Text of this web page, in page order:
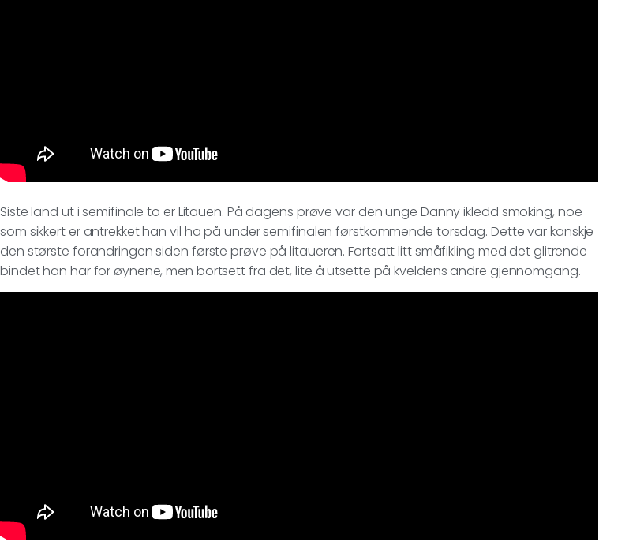
Siste land ut i semifinale to er Litauen. På dagens prøve var den unge Danny ikledd smoking, noe
som sikkert er antrekket han vil ha på under semifinalen førstkommende torsdag. Dette var kanskje
den største forandringen siden første prøve på litaueren. Fortsatt litt småfikling med det glitrende
bindet han har for øynene, men bortsett fra det, lite å utsette på kveldens andre gjennomgang.